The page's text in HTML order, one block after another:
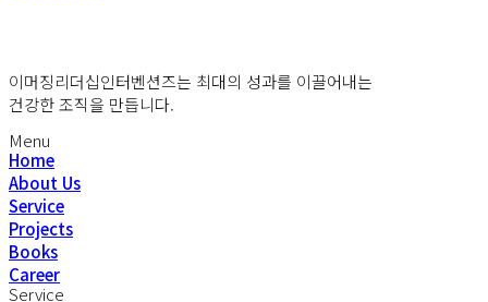
이머징리더십인터벤션즈는 최대의 성과를 이끌어내는
건강한 조직을 만듭니다.
Menu
Home
About Us
Service
Projects
Books
Career
Service